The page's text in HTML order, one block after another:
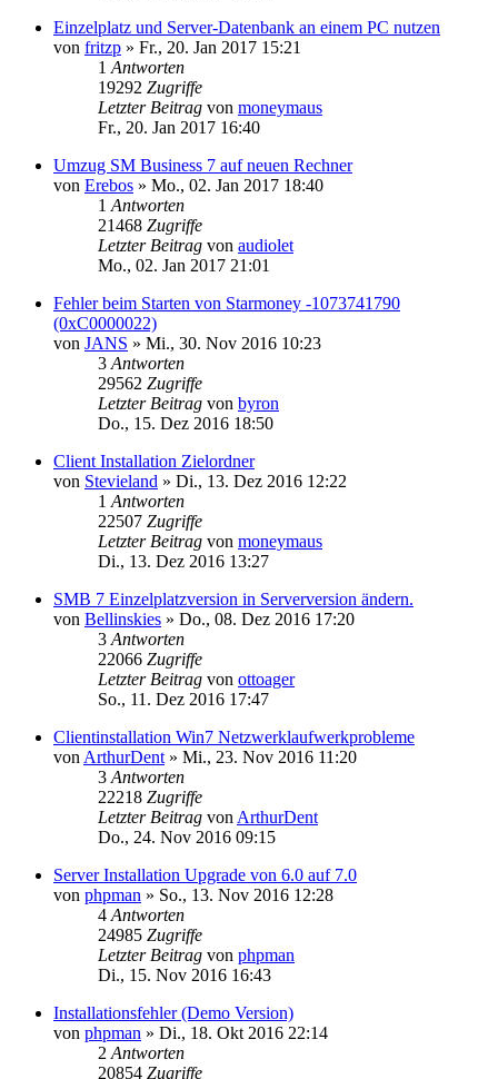
Einzelplatz und Server-Datenbank an einem PC nutzen
von fritzp » Fr., 20. Jan 2017 15:21
1 Antworten
19292 Zugriffe
Letzter Beitrag von moneymaus
Fr., 20. Jan 2017 16:40
Umzug SM Business 7 auf neuen Rechner
von Erebos » Mo., 02. Jan 2017 18:40
1 Antworten
21468 Zugriffe
Letzter Beitrag von audiolet
Mo., 02. Jan 2017 21:01
Fehler beim Starten von Starmoney -1073741790
(0xC0000022)
von JANS » Mi., 30. Nov 2016 10:23
3 Antworten
29562 Zugriffe
Letzter Beitrag von byron
Do., 15. Dez 2016 18:50
Client Installation Zielordner
von Stevieland » Di., 13. Dez 2016 12:22
1 Antworten
22507 Zugriffe
Letzter Beitrag von moneymaus
Di., 13. Dez 2016 13:27
SMB 7 Einzelplatzversion in Serverversion ändern.
von Bellinskies » Do., 08. Dez 2016 17:20
3 Antworten
22066 Zugriffe
Letzter Beitrag von ottoager
So., 11. Dez 2016 17:47
Clientinstallation Win7 Netzwerklaufwerkprobleme
von ArthurDent » Mi., 23. Nov 2016 11:20
3 Antworten
22218 Zugriffe
Letzter Beitrag von ArthurDent
Do., 24. Nov 2016 09:15
Server Installation Upgrade von 6.0 auf 7.0
von phpman » So., 13. Nov 2016 12:28
4 Antworten
24985 Zugriffe
Letzter Beitrag von phpman
Di., 15. Nov 2016 16:43
Installationsfehler (Demo Version)
von phpman » Di., 18. Okt 2016 22:14
2 Antworten
20854 Zugriffe